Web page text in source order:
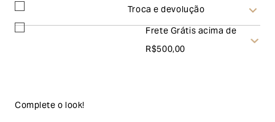
Troca e devolução
escolher a modalidade troca, no final do processo de
Frete Grátis acima de
R$500,00
Complete o look!